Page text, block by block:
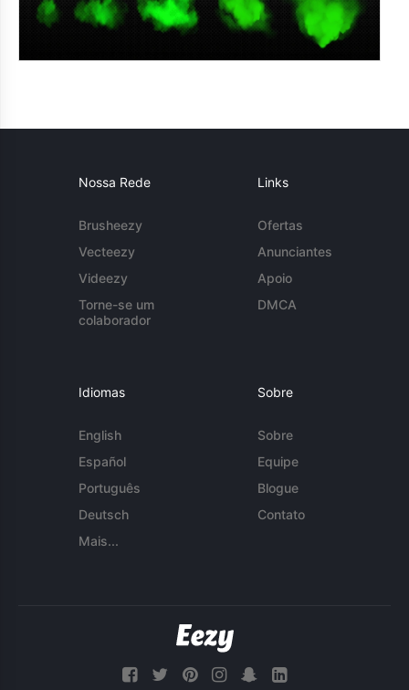
Nossa Rede
Brusheezy
Vecteezy
Videezy
Torne-se um
colaborador
Links
Ofertas
Anunciantes
Apoio
DMCA
Idiomas
English
Español
Português
Deutsch
Mais...
Sobre
Sobre
Equipe
Blogue
Contato